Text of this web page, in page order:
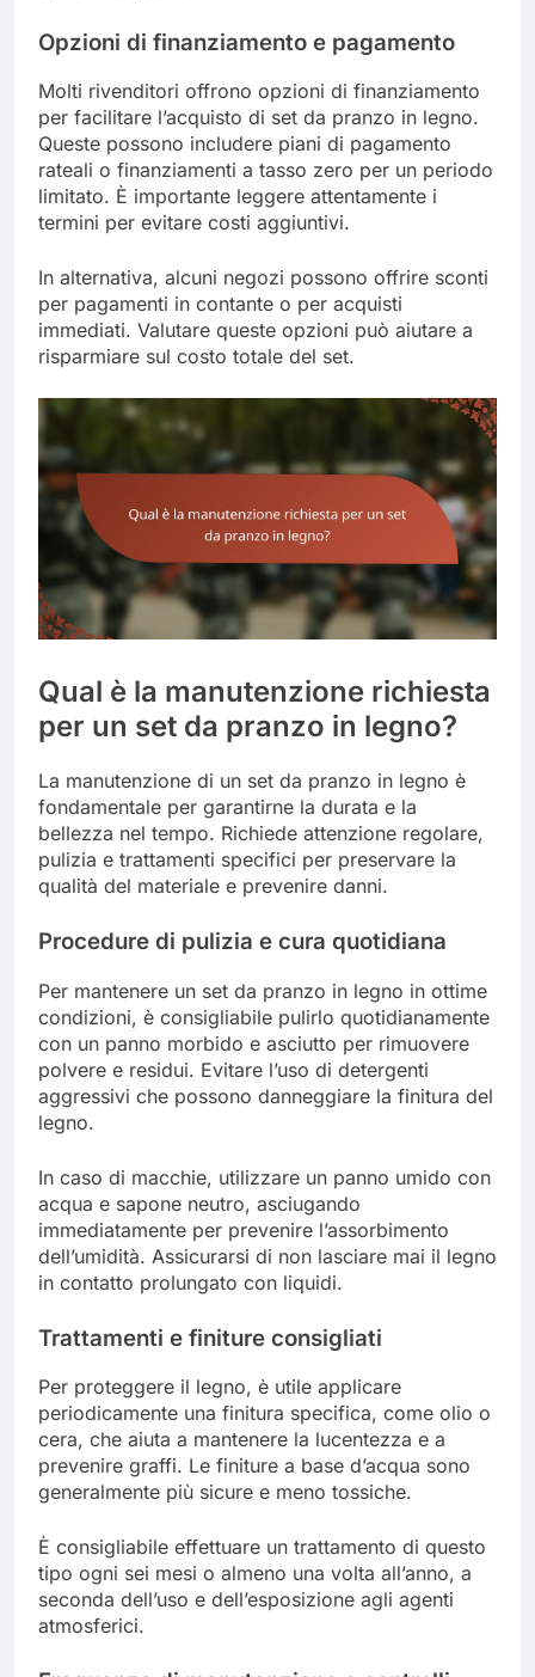
Opzioni di finanziamento e pagamento
Molti rivenditori offrono opzioni di finanziamento
per facilitare l’acquisto di set da pranzo in legno.
Queste possono includere piani di pagamento
rateali o finanziamenti a tasso zero per un periodo
limitato. È importante leggere attentamente i
termini per evitare costi aggiuntivi.
In alternativa, alcuni negozi possono offrire sconti
per pagamenti in contante o per acquisti
immediati. Valutare queste opzioni può aiutare a
risparmiare sul costo totale del set.
Qual è la manutenzione richiesta
per un set da pranzo in legno?
La manutenzione di un set da pranzo in legno è
fondamentale per garantirne la durata e la
bellezza nel tempo. Richiede attenzione regolare,
pulizia e trattamenti specifici per preservare la
qualità del materiale e prevenire danni.
Procedure di pulizia e cura quotidiana
Per mantenere un set da pranzo in legno in ottime
condizioni, è consigliabile pulirlo quotidianamente
con un panno morbido e asciutto per rimuovere
polvere e residui. Evitare l’uso di detergenti
aggressivi che possono danneggiare la finitura del
legno.
In caso di macchie, utilizzare un panno umido con
acqua e sapone neutro, asciugando
immediatamente per prevenire l’assorbimento
dell’umidità. Assicurarsi di non lasciare mai il legno
in contatto prolungato con liquidi.
Trattamenti e finiture consigliati
Per proteggere il legno, è utile applicare
periodicamente una finitura specifica, come olio o
cera, che aiuta a mantenere la lucentezza e a
prevenire graffi. Le finiture a base d’acqua sono
generalmente più sicure e meno tossiche.
È consigliabile effettuare un trattamento di questo
tipo ogni sei mesi o almeno una volta all’anno, a
seconda dell’uso e dell’esposizione agli agenti
atmosferici.